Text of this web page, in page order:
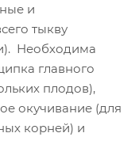
и
тыкву
Необходима
главного
плодов),
окучивание (для
корней) и